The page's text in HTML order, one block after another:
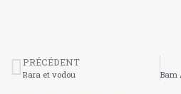
PRÉCÉDENT
Rara et vodou